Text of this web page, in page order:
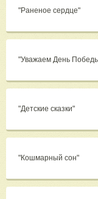
"Раненое сердце"
"Уважаем День
"Детские сказки"
"Кошмарный сон"